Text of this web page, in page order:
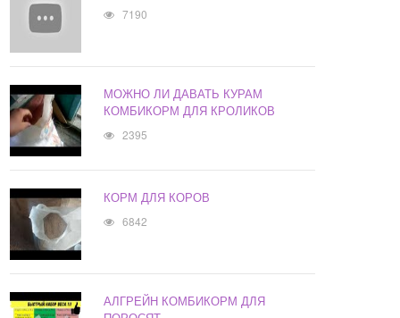
7190
МОЖНО ЛИ ДАВАТЬ КУРАМ
КОМБИКОРМ ДЛЯ КРОЛИКОВ
2395
КОРМ ДЛЯ КОРОВ
6842
АЛГРЕЙН КОМБИКОРМ ДЛЯ